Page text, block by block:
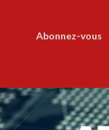
Abonnez-vous